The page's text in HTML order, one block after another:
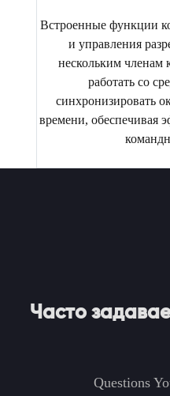
Встроенные функции
и управления
нескольким членам
работать со
синхронизировать
времени, обеспечивая
Часто
Questions